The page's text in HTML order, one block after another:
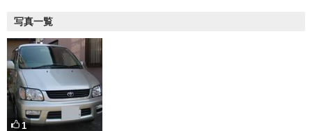
写真一覧
1